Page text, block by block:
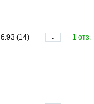
6.93 (14) -
1 отз.